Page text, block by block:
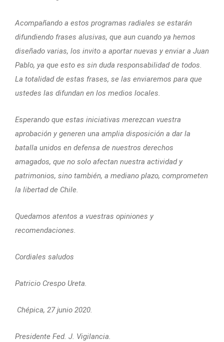
Acompañando a estos programas radiales se estarán
difundiendo frases alusivas, que aun cuando ya hemos
diseñado varias, los invito a aportar nuevas y enviar a Juan
Pablo, ya que esto es sin duda responsabilidad de todos.
La totalidad de estas frases, se las enviaremos para que
ustedes las difundan en los medios locales.
Esperando que estas iniciativas merezcan vuestra
aprobación y generen una amplia disposición a dar la
batalla unidos en defensa de nuestros derechos
amagados, que no solo afectan nuestra actividad y
patrimonios, sino también, a mediano plazo, comprometen
la libertad de Chile.
Quedamos atentos a vuestras opiniones y
recomendaciones.
Cordiales saludos
Patricio Crespo Ureta.
Chépica, 27 junio 2020.
Presidente Fed. J. Vigilancia.